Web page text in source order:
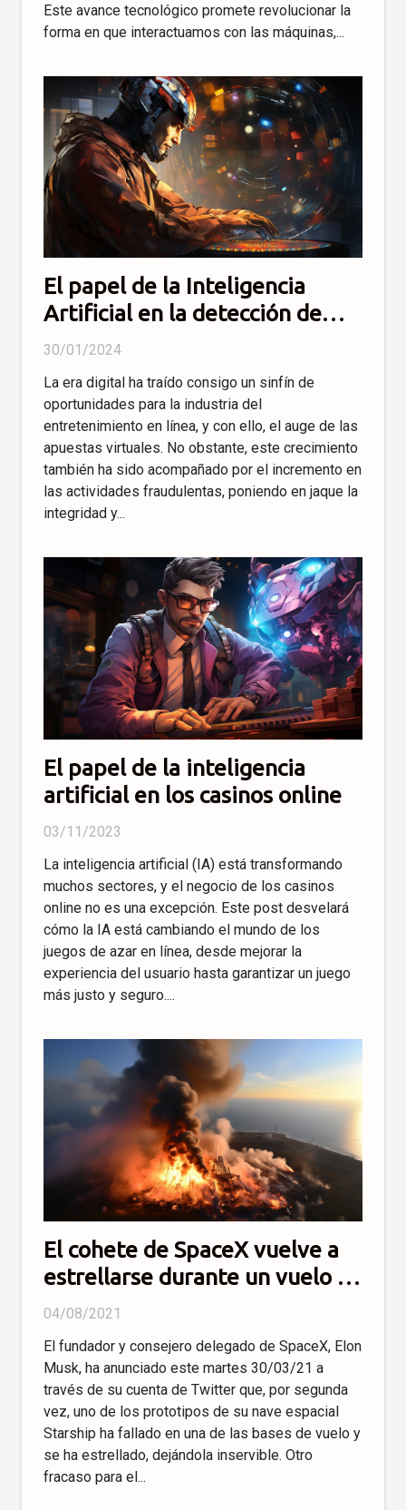
Este avance tecnológico promete revolucionar la
forma en que interactuamos con las máquinas,...
El papel de la Inteligencia
Artificial en la detección de
fraudes en apuestas online
30/01/2024
La era digital ha traído consigo un sinfín de
oportunidades para la industria del
entretenimiento en línea, y con ello, el auge de las
apuestas virtuales. No obstante, este crecimiento
también ha sido acompañado por el incremento en
las actividades fraudulentas, poniendo en jaque la
integridad y...
El papel de la inteligencia
artificial en los casinos online
03/11/2023
La inteligencia artificial (IA) está transformando
muchos sectores, y el negocio de los casinos
online no es una excepción. Este post desvelará
cómo la IA está cambiando el mundo de los
juegos de azar en línea, desde mejorar la
experiencia del usuario hasta garantizar un juego
más justo y seguro....
El cohete de SpaceX vuelve a
estrellarse durante un vuelo de
prueba
04/08/2021
El fundador y consejero delegado de SpaceX, Elon
Musk, ha anunciado este martes 30/03/21 a
través de su cuenta de Twitter que, por segunda
vez, uno de los prototipos de su nave espacial
Starship ha fallado en una de las bases de vuelo y
se ha estrellado, dejándola inservible. Otro
fracaso para el...